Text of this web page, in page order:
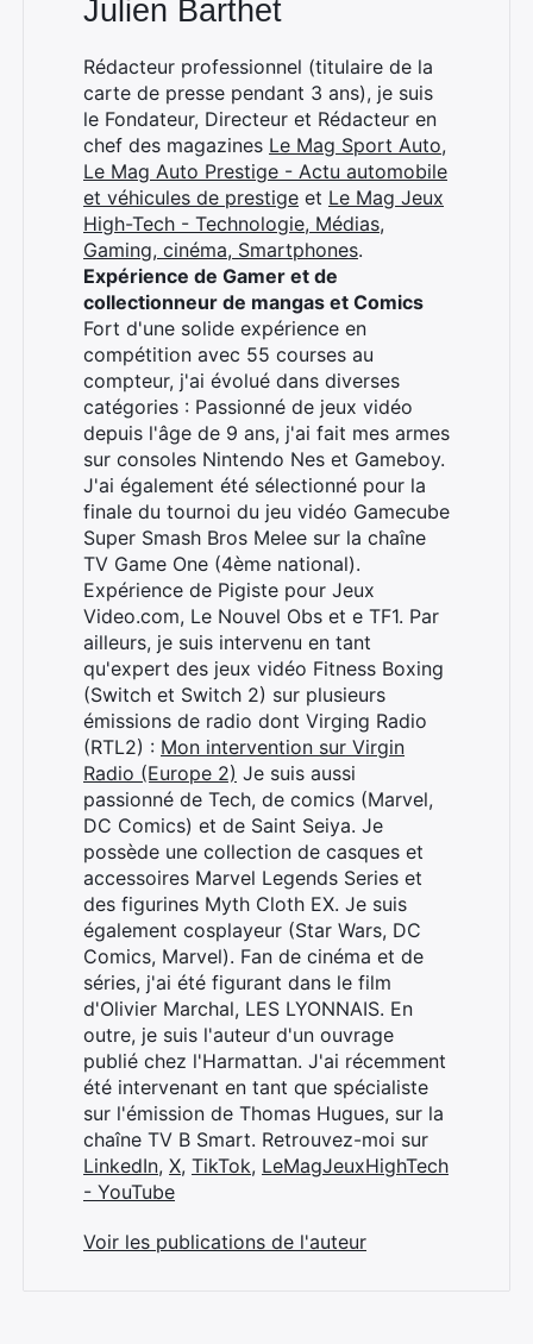
Julien Barthet
Rédacteur professionnel (titulaire de la
carte de presse pendant 3 ans), je suis
le Fondateur, Directeur et Rédacteur en
chef des magazines Le Mag Sport Auto,
Le Mag Auto Prestige - Actu automobile
et véhicules de prestige et Le Mag Jeux
High-Tech - Technologie, Médias,
Gaming, cinéma, Smartphones.
Expérience de Gamer et de
collectionneur de mangas et Comics
Fort d'une solide expérience en
compétition avec 55 courses au
compteur, j'ai évolué dans diverses
catégories : Passionné de jeux vidéo
depuis l'âge de 9 ans, j'ai fait mes armes
sur consoles Nintendo Nes et Gameboy.
J'ai également été sélectionné pour la
finale du tournoi du jeu vidéo Gamecube
Super Smash Bros Melee sur la chaîne
TV Game One (4ème national).
Expérience de Pigiste pour Jeux
Video.com, Le Nouvel Obs et e TF1. Par
ailleurs, je suis intervenu en tant
qu'expert des jeux vidéo Fitness Boxing
(Switch et Switch 2) sur plusieurs
émissions de radio dont Virging Radio
(RTL2) : Mon intervention sur Virgin
Radio (Europe 2) Je suis aussi
passionné de Tech, de comics (Marvel,
DC Comics) et de Saint Seiya. Je
possède une collection de casques et
accessoires Marvel Legends Series et
des figurines Myth Cloth EX. Je suis
également cosplayeur (Star Wars, DC
Comics, Marvel). Fan de cinéma et de
séries, j'ai été figurant dans le film
d'Olivier Marchal, LES LYONNAIS. En
outre, je suis l'auteur d'un ouvrage
publié chez l'Harmattan. J'ai récemment
été intervenant en tant que spécialiste
sur l'émission de Thomas Hugues, sur la
chaîne TV B Smart. Retrouvez-moi sur
LinkedIn, X, TikTok, LeMagJeuxHighTech
- YouTube
Voir les publications de l'auteur
Rechercher